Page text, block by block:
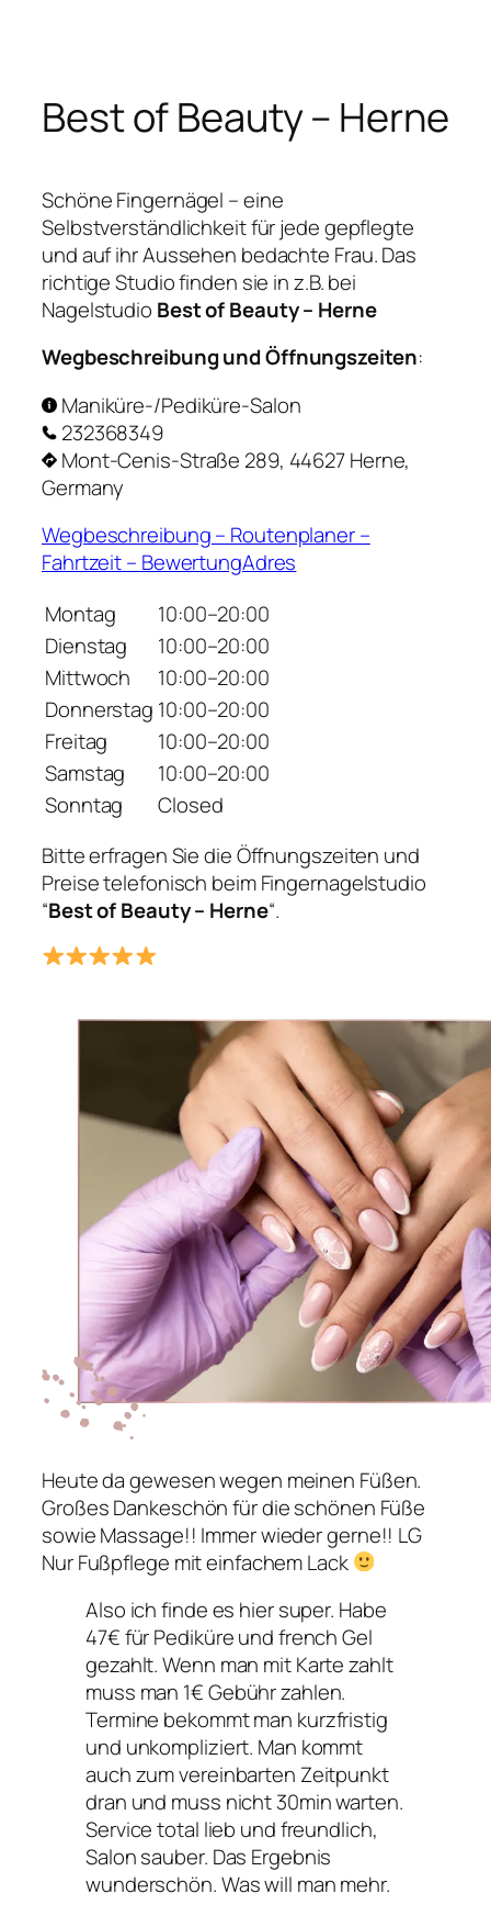
springen
Best of Beauty – Herne
Schöne Fingernägel – eine
Selbstverständlichkeit für jede gepflegte
und auf ihr Aussehen bedachte Frau. Das
richtige Studio finden sie in z.B. bei
Nagelstudio Best of Beauty – Herne
Wegbeschreibung und Öffnungszeiten:
Maniküre-/Pediküre-Salon
232368349
Mont-Cenis-Straße 289, 44627 Herne,
Germany
Wegbeschreibung – Routenplaner –
Fahrtzeit – BewertungAdres
Montag
10:00–20:00
Dienstag
10:00–20:00
Mittwoch
10:00–20:00
Donnerstag 10:00–20:00
Freitag
10:00–20:00
Samstag
10:00–20:00
Sonntag
Closed
Bitte erfragen Sie die Öffnungszeiten und
Preise telefonisch beim Fingernagelstudio
“Best of Beauty – Herne“.
Heute da gewesen wegen meinen Füßen.
Großes Dankeschön für die schönen Füße
sowie Massage!! Immer wieder gerne!! LG
Nur Fußpflege mit einfachem Lack
Also ich finde es hier super. Habe
47€ für Pediküre und french Gel
gezahlt. Wenn man mit Karte zahlt
muss man 1€ Gebühr zahlen.
Termine bekommt man kurzfristig
und unkompliziert. Man kommt
auch zum vereinbarten Zeitpunkt
dran und muss nicht 30min warten.
Service total lieb und freundlich,
Salon sauber. Das Ergebnis
wunderschön. Was will man mehr.